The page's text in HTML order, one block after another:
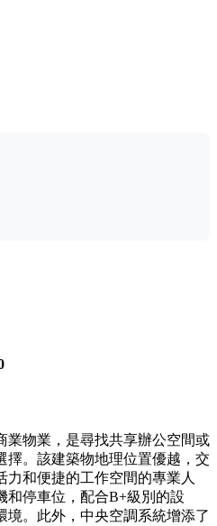
業物業，是尋找共享辦公空間或
擇。該建築物地理位置優越，交
和便捷的工作空間的專業人
和停車位，配合B+級別的設
境。此外，中央空調系統增添了